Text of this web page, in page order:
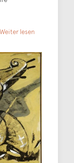
Weiter lesen